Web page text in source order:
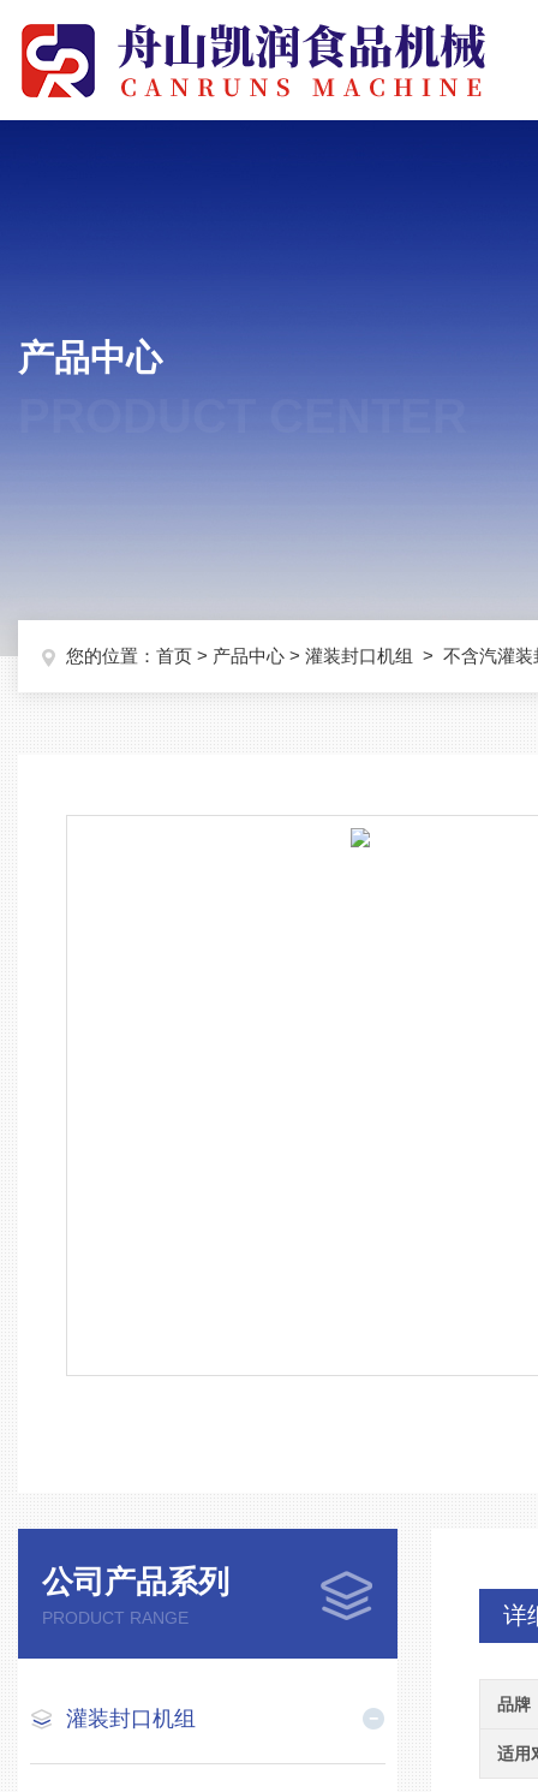
产品中心
您的位置： 首页 > 产品中心 > 灌装封口机组 > 不含汽灌装
公司产品系列
PRODUCT RANGE
灌装封口机组
详
品牌
适用